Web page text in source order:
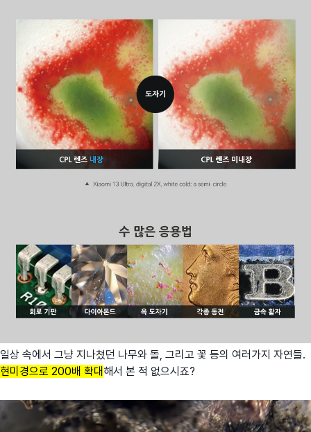
일상 속에서 그냥 지나쳤던 나무와 돌, 그리고 꽃 등의 여러가지 자연들.
현미경으로 200배 확대해서 본 적 없으시죠?